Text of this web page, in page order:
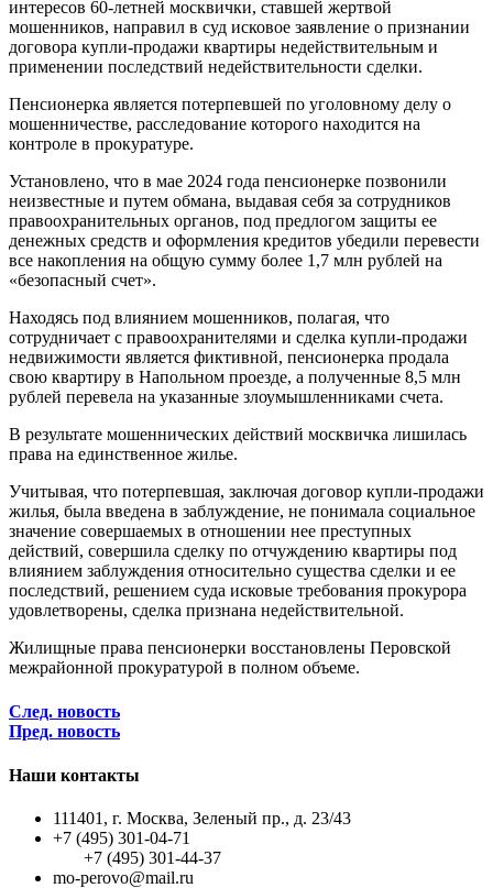
интересов 60-летней москвички, ставшей жертвой
мошенников, направил в суд исковое заявление о признании
договора купли-продажи квартиры недействительным и
применении последствий недействительности сделки.
Пенсионерка является потерпевшей по уголовному делу о
мошенничестве, расследование которого находится на
контроле в прокуратуре.
Установлено, что в мае 2024 года пенсионерке позвонили
неизвестные и путем обмана, выдавая себя за сотрудников
правоохранительных органов, под предлогом защиты ее
денежных средств и оформления кредитов убедили перевести
все накопления на общую сумму более 1,7 млн рублей на
«безопасный счет».
Находясь под влиянием мошенников, полагая, что
сотрудничает с правоохранителями и сделка купли-продажи
недвижимости является фиктивной, пенсионерка продала
свою квартиру в Напольном проезде, а полученные 8,5 млн
рублей перевела на указанные злоумышленниками счета.
В результате мошеннических действий москвичка лишилась
права на единственное жилье.
Учитывая, что потерпевшая, заключая договор купли-продажи
жилья, была введена в заблуждение, не понимала социальное
значение совершаемых в отношении нее преступных
действий, совершила сделку по отчуждению квартиры под
влиянием заблуждения относительно существа сделки и ее
последствий, решением суда исковые требования прокурора
удовлетворены, сделка признана недействительной.
Жилищные права пенсионерки восстановлены Перовской
межрайонной прокуратурой в полном объеме.
След. новость
Пред. новость
Наши контакты
111401, г. Москва, Зеленый пр., д. 23/43
+7 (495) 301-04-71
+7 (495) 301-44-37
mo-perovo@mail.ru